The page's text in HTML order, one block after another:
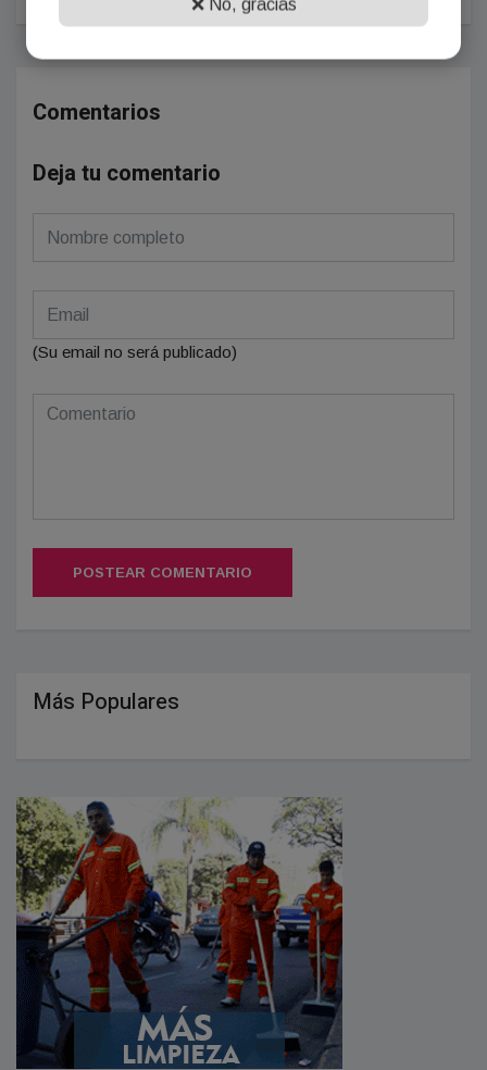
Comentarios
Deja tu comentario
(Su email no será publicado)
POSTEAR COMENTARIO
Más Populares
❌ No, gracias